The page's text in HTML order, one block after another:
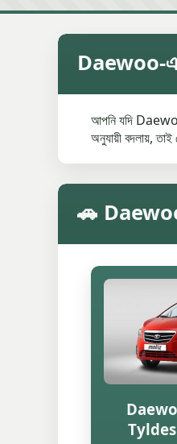
Daewoo-
আপনি যদি
অনুযায়ী বদলায়, তাই
🚗